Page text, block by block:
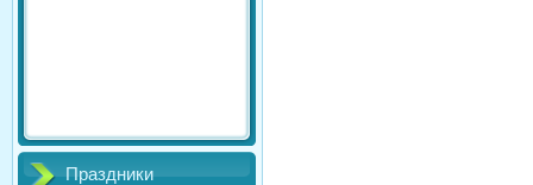
Праздники